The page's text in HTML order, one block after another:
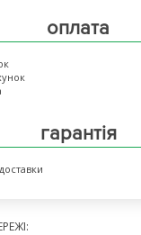
оплата
гарантія